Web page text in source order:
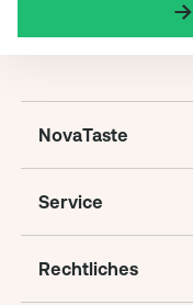
NovaTaste
Service
Rechtliches